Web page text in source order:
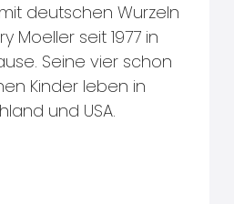
deutschen Wurzeln
Moeller seit 1977 in
Seine vier schon
Kinder leben in
und USA.